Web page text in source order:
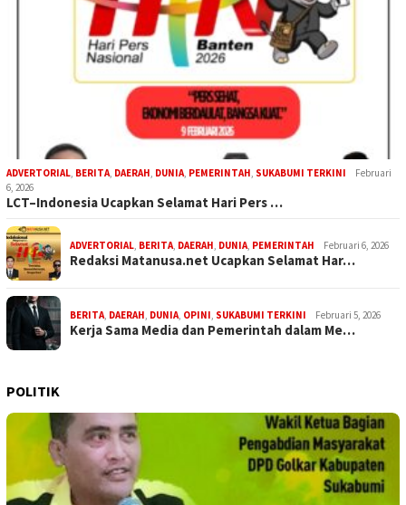
ADVERTORIAL, BERITA, DAERAH, DUNIA, PEMERINTAH, SUKABUMI TERKINI
Februari
6, 2026
LCT–Indonesia Ucapkan Selamat Hari Pers …
ADVERTORIAL, BERITA, DAERAH, DUNIA, PEMERINTAH Februari 6, 2026
Redaksi Matanusa.net Ucapkan Selamat Har…
BERITA, DAERAH, DUNIA, OPINI, SUKABUMI TERKINI Februari 5, 2026
Kerja Sama Media dan Pemerintah dalam Me…
POLITIK